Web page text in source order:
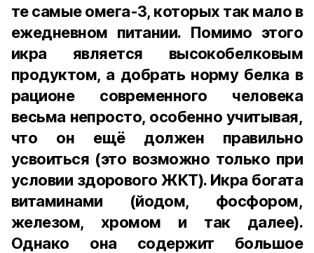
те самые омега-3, которых так мало в
ежедневном питании. Помимо этого
икра является высокобелковым
продуктом, а добрать норму белка в
рационе современного человека
весьма непросто, особенно учитывая,
что он ещё должен правильно
усвоиться (это возможно только при
условии здорового ЖКТ). Икра богата
витаминами (йодом, фосфором,
железом, хромом и так далее).
Однако она содержит большое